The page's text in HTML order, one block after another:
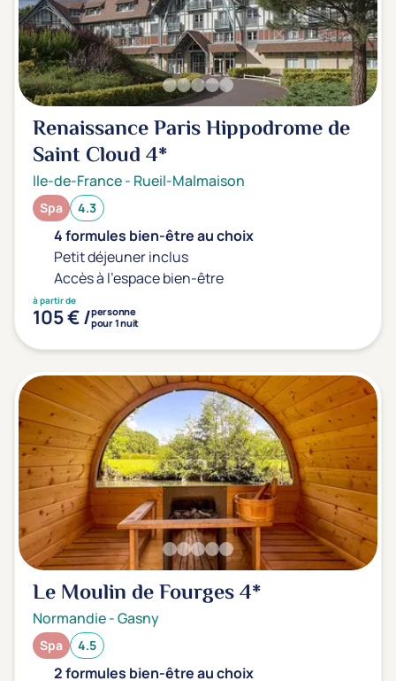
Sport
(0)
Yoga
(0)
Offres spéciales
Vente Flash & Promo
(0)
Offres spéciales Solo
Distance de chez vous
Établissements proches de chez moi
Km
Transports & hébergement
Soins sans hébergement
(1)
Offre séjour + vol inclus
Renaissance Paris Hippodrome de
Saint Cloud4*
Ile-de-France- Rueil-Malmaison
Spa 4.3
4 formules bien-être au choix
Petit déjeuner inclus
Accès à l'espace bien-être
à partir de
105 € /personne
pour 1 nuit
Le Moulin de Fourges4*
Normandie-Gasny
Spa 4.5
2 formules bien-être au choix